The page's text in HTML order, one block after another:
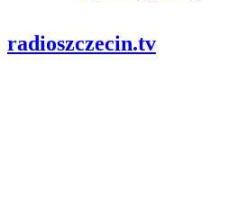
radioszczecin.tv